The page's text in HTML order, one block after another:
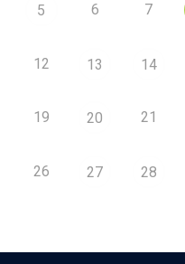
5 6 7
12 13 14
19 20 21
26 27 28